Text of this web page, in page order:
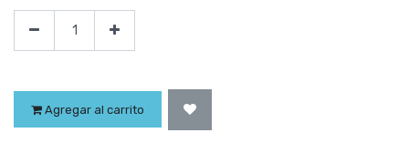
Agregar al carrito